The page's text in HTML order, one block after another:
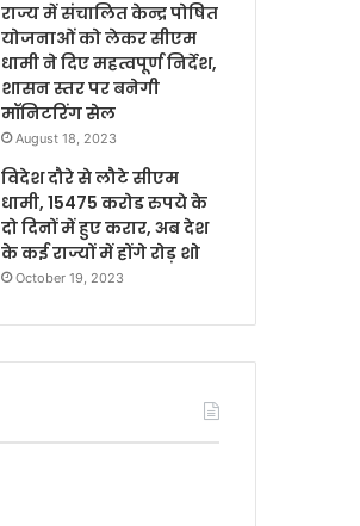
राज्य में संचालित केन्द्र पोषित
योजनाओं को लेकर सीएम
धामी ने दिए महत्वपूर्ण निर्देश,
शासन स्तर पर बनेगी
मॉनिटरिंग सेल
August 18, 2023
विदेश दौरे से लौटे सीएम
धामी, 15475 करोड रुपये के
दो दिनों में हुए करार, अब देश
के कई राज्यों में होंगे रोड़ शो
October 19, 2023